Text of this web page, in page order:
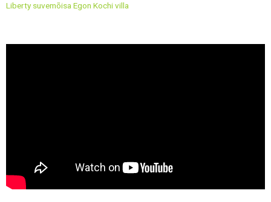
Liberty suvemõisa Egon Kochi villa